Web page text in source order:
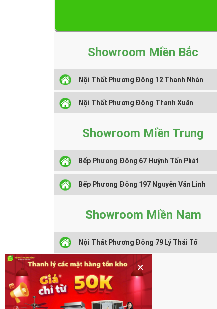
Showroom Miền Bắc
Nội Thất Phương Đông 12 Thanh Nhàn
Nội Thất Phương Đông Thanh Xuân
Showroom Miền Trung
Bếp Phương Đông 67 Huỳnh Tấn Phát
Bếp Phương Đông 197 Nguyễn Văn Linh
Showroom Miền Nam
Nội Thất Phương Đông 79 Lý Thái Tổ
×